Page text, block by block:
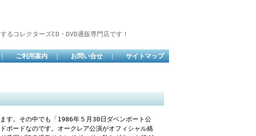
コレクターズCD・DVD通販専門店です！
ご利用案内 ｜ お問い合せ ｜ サイトマップ
す。その中でも「1986年５月30日ダベンポート公
ボードなのです。オークレア公演がオフィシャル絡